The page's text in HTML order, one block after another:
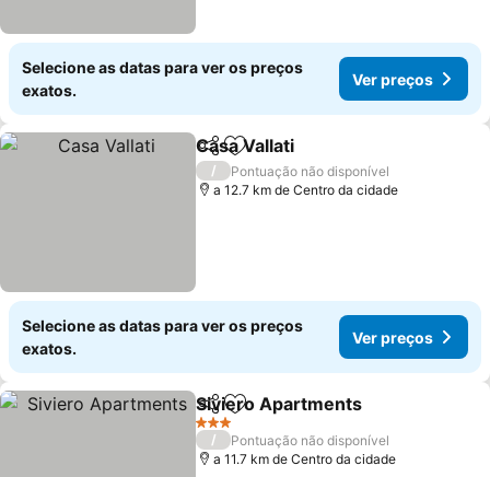
Selecione as datas para ver os preços
exatos.
Ver preços
PartilharAdicionar aos favoritos
Casa Vallati
/
Pontuação não disponível
a 12.7 km de Centro da cidade
Selecione as datas para ver os preços
exatos.
Ver preços
PartilharAdicionar aos favoritos
Siviero Apartments
3 Estrelas
/
Pontuação não disponível
a 11.7 km de Centro da cidade